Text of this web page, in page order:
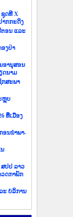
ດທີ X
າກກະດິງ
ຕອນ ແລະ
ງປ່າ
ອານຸສອນ
ດນາມ
ກສະພາ
ຫຼຸບ
ທີ່ເມືອງ
ອນນຳພາ-
ປປ ລາວ
ດກາພັກ
ະ ບໍລິການ